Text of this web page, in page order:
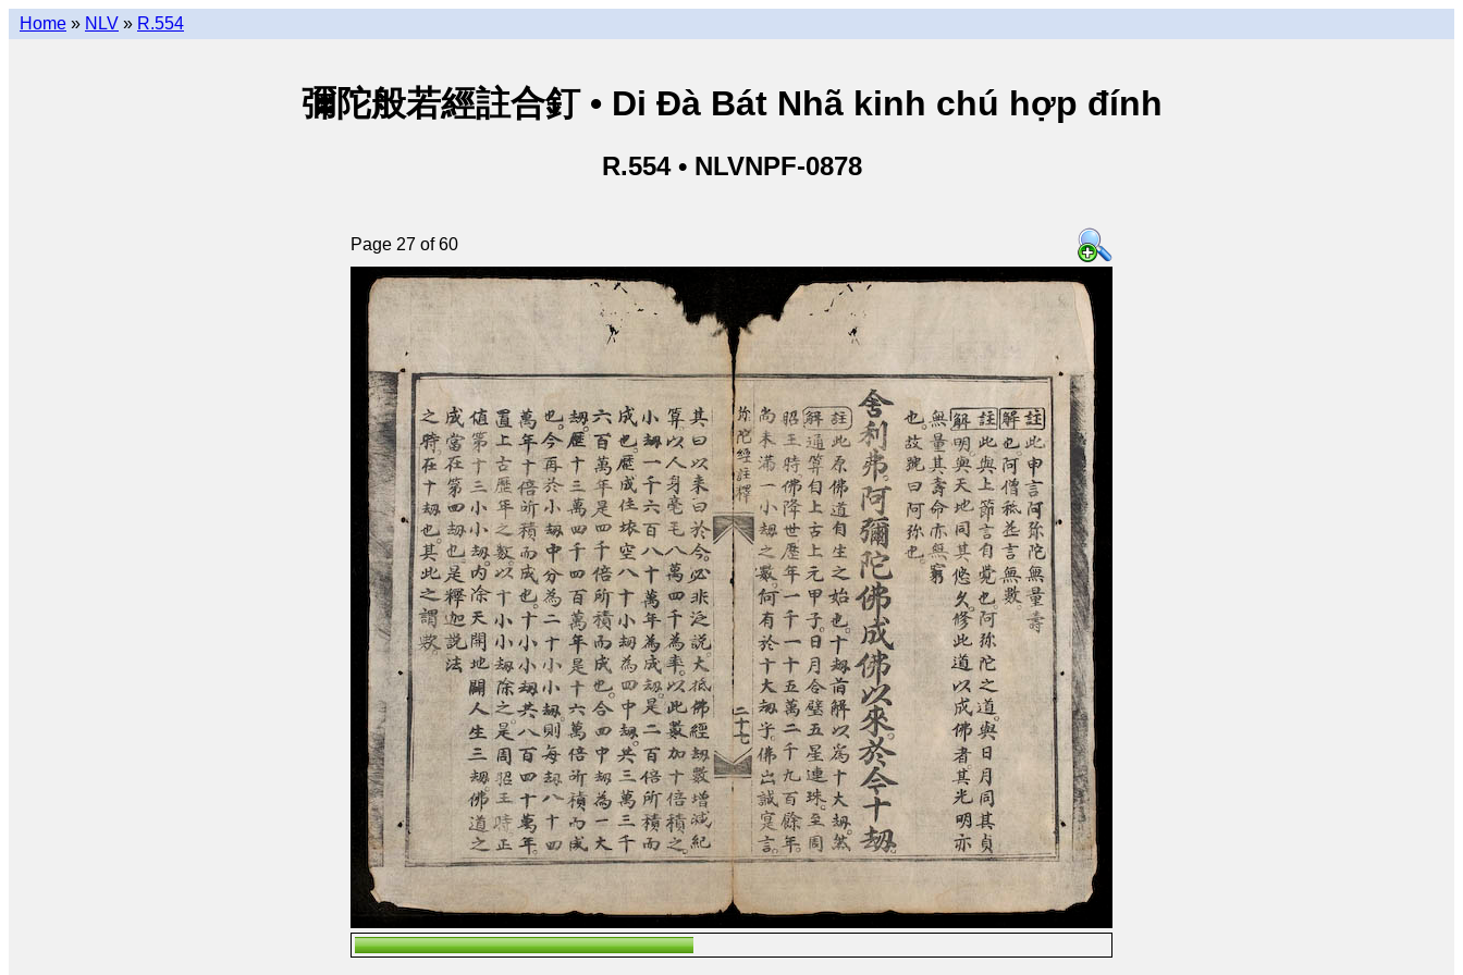
Home » NLV » R.554
彌陀般若經註合釘 • Di Đà Bát Nhã kinh chú hợp đính
R.554 • NLVNPF-0878
Page 27 of 60